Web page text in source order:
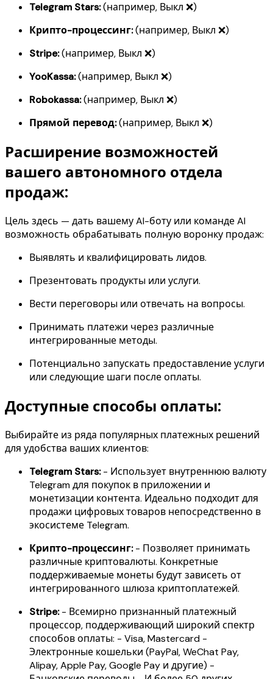
Telegram Stars:(например, Выкл ❌)
Крипто-процессинг:(например, Выкл ❌)
Stripe:(например, Выкл ❌)
YooKassa:(например, Выкл ❌)
Robokassa:(например, Выкл ❌)
Прямой перевод:(например, Выкл ❌)
Расширение возможностей
вашего автономного отдела
продаж:
Цель здесь — дать вашему AI-боту или команде AI
возможность обрабатывать полную воронку продаж:
Выявлять и квалифицировать лидов.
Презентовать продукты или услуги.
Вести переговоры или отвечать на вопросы.
Принимать платежи через различные
интегрированные методы.
Потенциально запускать предоставление услуги
или следующие шаги после оплаты.
Доступные способы оплаты:
Выбирайте из ряда популярных платежных решений
для удобства ваших клиентов:
Telegram Stars:- Использует внутреннюю валюту
Telegram для покупок в приложении и
монетизации контента. Идеально подходит для
продажи цифровых товаров непосредственно в
экосистеме Telegram.
Крипто-процессинг:- Позволяет принимать
различные криптовалюты. Конкретные
поддерживаемые монеты будут зависеть от
интегрированного шлюза криптоплатежей.
Stripe:- Всемирно признанный платежный
процессор, поддерживающий широкий спектр
способов оплаты: - Visa, Mastercard -
Электронные кошельки (PayPal, WeChat Pay,
Alipay, Apple Pay, Google Pay и другие) -